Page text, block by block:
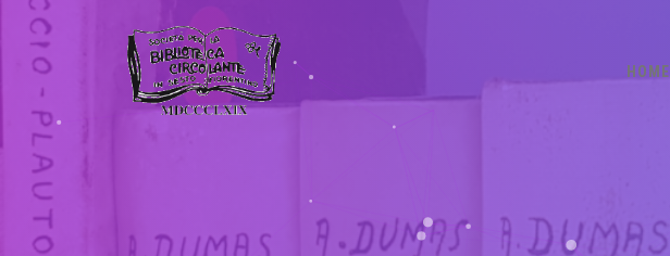
HOME